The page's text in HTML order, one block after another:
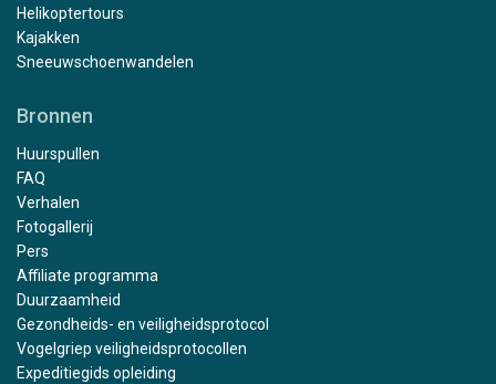
Helikoptertours
Kajakken
Sneeuwschoenwandelen
Bronnen
Huurspullen
FAQ
Verhalen
Fotogallerij
Pers
Affiliate programma
Duurzaamheid
Gezondheids- en veiligheidsprotocol
Vogelgriep veiligheidsprotocollen
Expeditiegids opleiding